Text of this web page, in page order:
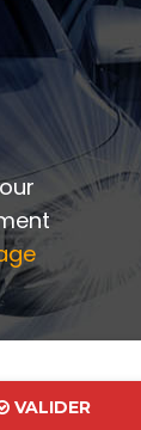
VALIDER